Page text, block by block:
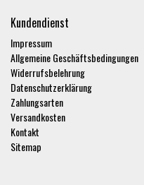
Kundendienst
Impressum
Allgemeine Geschäftsbedingungen
Widerrufsbelehrung
Datenschutzerklärung
Zahlungsarten
Versandkosten
Kontakt
Sitemap